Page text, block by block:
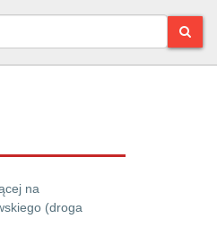
na
(droga